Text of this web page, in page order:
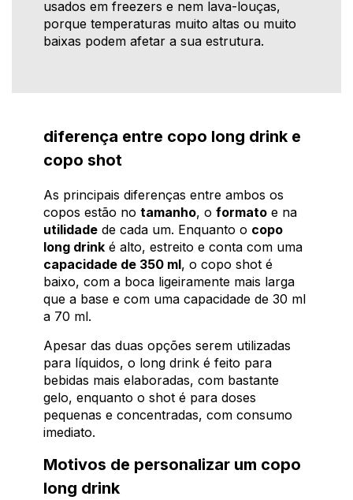
usados em freezers e nem lava-louças,
porque temperaturas muito altas ou muito
baixas podem afetar a sua estrutura.
diferença entre copo long drink e
copo shot
As principais diferenças entre ambos os
copos estão no tamanho, o formato e na
utilidade de cada um. Enquanto o copo
long drink é alto, estreito e conta com uma
capacidade de 350 ml, o copo shot é
baixo, com a boca ligeiramente mais larga
que a base e com uma capacidade de 30 ml
a 70 ml.
Apesar das duas opções serem utilizadas
para líquidos, o long drink é feito para
bebidas mais elaboradas, com bastante
gelo, enquanto o shot é para doses
pequenas e concentradas, com consumo
imediato.
Motivos de personalizar um copo
long drink